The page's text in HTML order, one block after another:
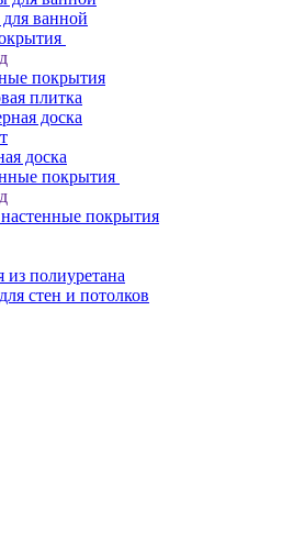
ванной
покрытия
плитка
доска
доска
покрытия
покрытия
из полиуретана
стен и потолков